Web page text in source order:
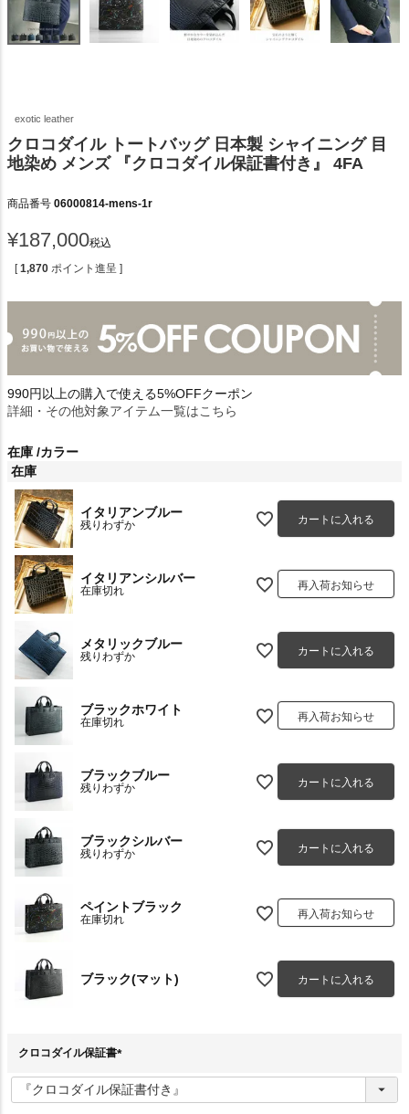
exotic leather
クロコダイル トートバッグ 日本製 シャイニング 目
地染め メンズ 『クロコダイル保証書付き』 4FA
商品番号 06000814-mens-1r
¥187,000税込
[ 1,870 ポイント進呈 ]
990円以上の購入で使える5%OFFクーポン
詳細・その他対象アイテム一覧はこちら
在庫 カラー
在庫
イタリアンブルー
残りわずか カートに入れる
イタリアンシルバー
在庫切れ 再入荷お知らせ
メタリックブルー
残りわずか カートに入れる
ブラックホワイト
在庫切れ 再入荷お知らせ
ブラックブルー
残りわずか カートに入れる
ブラックシルバー
残りわずか カートに入れる
ペイントブラック
在庫切れ 再入荷お知らせ
ブラック(マット) カートに入れる
クロコダイル保証書
必
須